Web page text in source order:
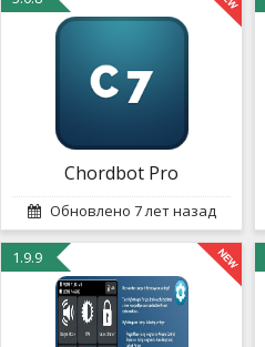
Chordbot Pro
Обновлено 7 лет назад
1.9.9